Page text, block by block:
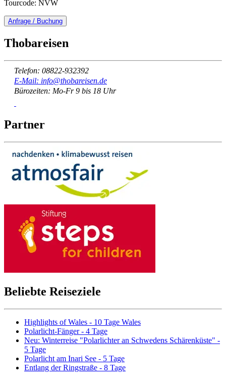
Tourcode: NVW
Anfrage / Buchung
Thobareisen
Telefon: 08822-932392
E-Mail: info@thobareisen.de
Bürozeiten: Mo-Fr 9 bis 18 Uhr
Partner
Beliebte Reiseziele
Highlights of Wales - 10 Tage Wales
Polarlicht-Fänger - 4 Tage
Neu: Winterreise "Polarlichter an Schwedens Schärenküste" -
5 Tage
Polarlicht am Inari See - 5 Tage
Entlang der Ringstraße - 8 Tage